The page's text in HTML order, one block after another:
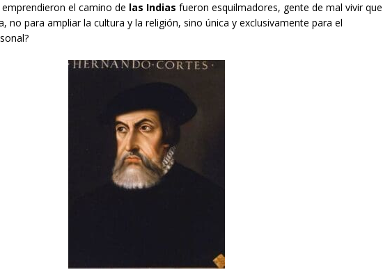
el camino de las Indias fueron esquilmadores, gente de mal vivir que
no para ampliar la cultura y la religión, sino única y exclusivamente para el